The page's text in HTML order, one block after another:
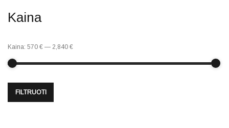
Kaina
FILTRUOTI
Kaina: 570 € — 2,840 €